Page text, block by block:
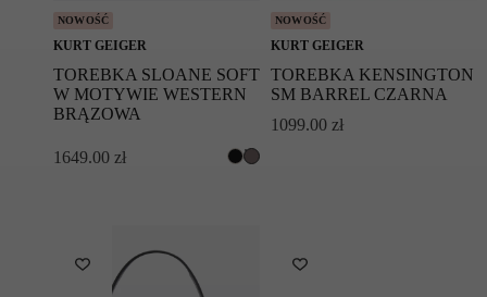
Symbol modelu: KENSINGTON
MULTIPOCKET/BLACK
NOWOŚĆ
KURT GEIGER
TOREBKA SLOANE SOFT
W MOTYWIE WESTERN
BRĄZOWA
1649.00 zł
NOWOŚĆ
KURT GEIGER
TOREBKA KENSINGTON
SM BARREL CZARNA
1099.00 zł